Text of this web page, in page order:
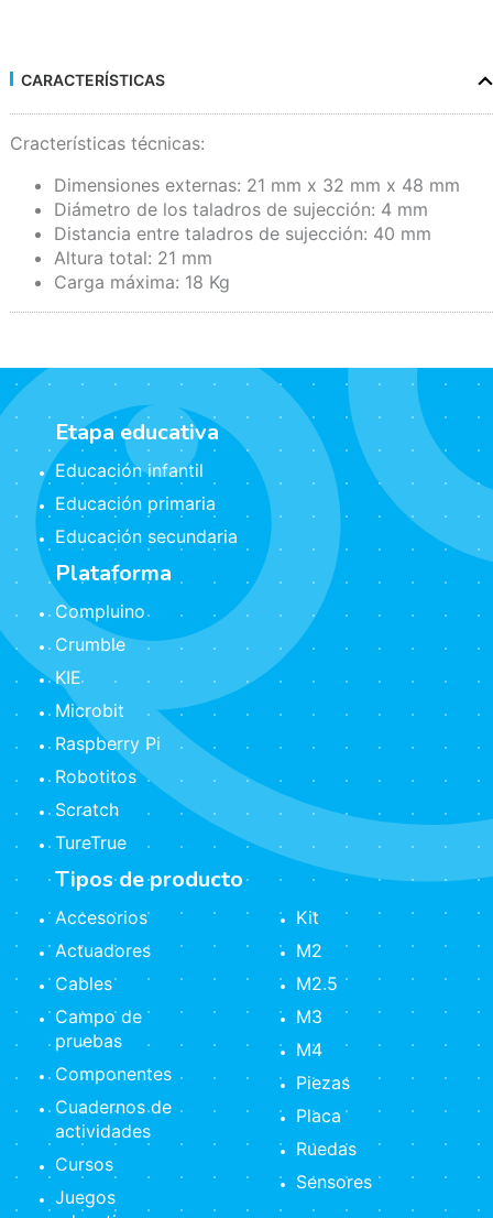
CARACTERÍSTICAS
Cracterísticas técnicas:
Dimensiones externas: 21 mm x 32 mm x 48 mm
Diámetro de los taladros de sujección: 4 mm
Distancia entre taladros de sujección: 40 mm
Altura total: 21 mm
Carga máxima: 18 Kg
Etapa educativa
Educación infantil
Educación primaria
Educación secundaria
Plataforma
Compluino
Crumble
KIE
Microbit
Raspberry Pi
Robotitos
Scratch
TureTrue
Tipos de producto
Accesorios
Actuadores
Cables
Campo de
pruebas
Componentes
Cuadernos de
actividades
Cursos
Juegos
Kit
M2
M2.5
M3
M4
Piezas
Placa
Ruedas
Sensores